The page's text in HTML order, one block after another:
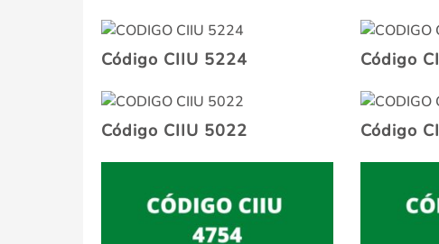
Código CIIU 5224 Código
Código CIIU 5022 Código